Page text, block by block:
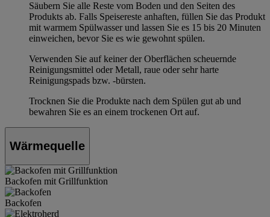
Säubern Sie alle Reste vom Boden und den Seiten des
Produkts ab. Falls Speisereste anhaften, füllen Sie das Produkt
mit warmem Spülwasser und lassen Sie es 15 bis 20 Minuten
einweichen, bevor Sie es wie gewohnt spülen.
Verwenden Sie auf keiner der Oberflächen scheuernde
Reinigungsmittel oder Metall, raue oder sehr harte
Reinigungspads bzw. -bürsten.
Trocknen Sie die Produkte nach dem Spülen gut ab und
bewahren Sie es an einem trockenen Ort auf.
Wärmequelle
Backofen mit Grillfunktion
Backofen